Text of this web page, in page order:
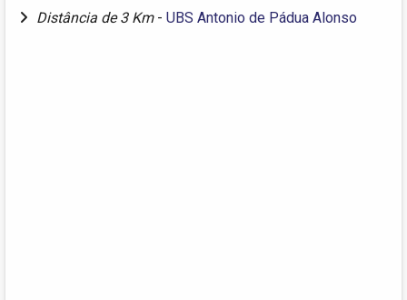
Distância de 3 Km - UBS Antonio de Pádua Alonso